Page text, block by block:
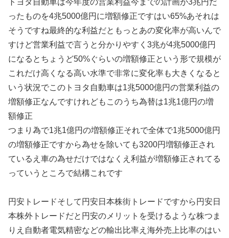
トヨタ自動車は今年度の営業利益今までの計画が3兆円だ
ったものを4兆5000億円に増額修正ですはい65%あそれは
そうですね最終的な利益だともっとあの変化率が高いんで
すけど営業利益で言うと分かりやすく3兆が4兆5000億円
になるとちょうど50%ぐらいの増額修正という形で規模が
これだけ高くなる高い水準で非常に変化率も大きくなると
いう状況でこのトヨタ自動車は1兆5000億円の営業利益の
増額修正なんですけれどもこのうち為替は1兆1億円の増
額修正
つまり為で1兆1億円の増額修正それで全体で1兆5000億円
の増額修正ですから為せを除いても3200円増額修正され
ているえ車の為せだけではなくえ利益が増額修正されてる
っていうところで結構これです
円安トレードそして円安日本株街トレードですから円安日
本株外トレードだと円安のメリットを受けるような株つま
りえ自動者電気精密などの輸出比率え海外売上比率のはい